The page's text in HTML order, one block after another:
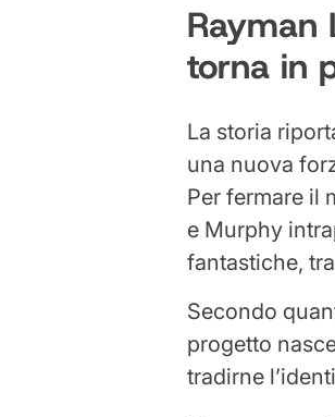
Rayman
torna in
La storia
una nuova
Per fermare il
e Murphy
fantastiche,
Secondo
progetto
tradirne